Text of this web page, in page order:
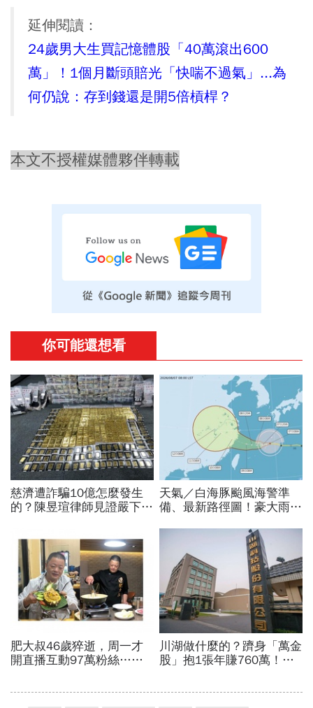
延伸閱讀：
24歲男大生買記憶體股「40萬滾出600
萬」！1個月斷頭賠光「快喘不過氣」...為
何仍說：存到錢還是開5倍槓桿？
本文不授權媒體夥伴轉載